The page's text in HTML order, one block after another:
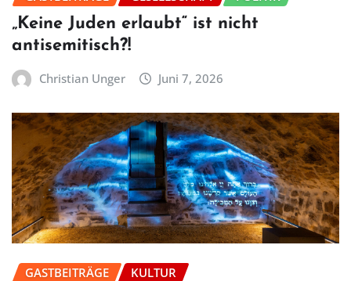
„Keine Juden erlaubt“ ist nicht
antisemitisch?!
Christian Unger Juni 7, 2026
GASTBEITRÄGE KULTUR